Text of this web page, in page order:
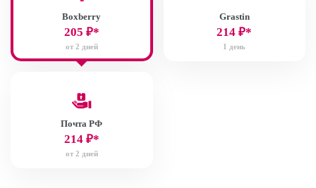
Boxberry
205 ₽*
от 2 дней
Grastin
214 ₽*
1 день
Почта РФ
214 ₽*
от 2 дней